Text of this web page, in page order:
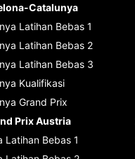
Catalunya
Latihan Bebas 1
Latihan Bebas 2
Latihan Bebas 3
Kualifikasi
Grand Prix
Prix Austria
Latihan Bebas 1